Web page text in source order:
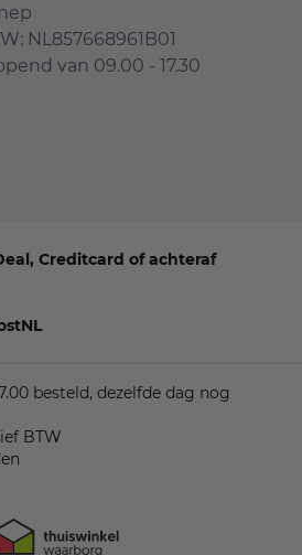
NL857668961B01
van 09.00 - 17.30
Creditcard of achteraf
besteld, dezelfde dag nog
BTW